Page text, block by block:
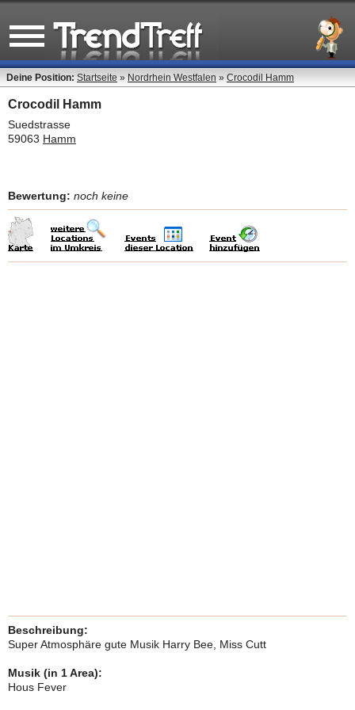
Deine Position: Startseite » Nordrhein Westfalen » Crocodil Hamm
Crocodil Hamm
Suedstrasse
59063 Hamm
Bewertung: noch keine
Beschreibung:
Super Atmosphäre gute Musik Harry Bee, Miss Cutt
Musik (in 1 Area):
Hous Fever